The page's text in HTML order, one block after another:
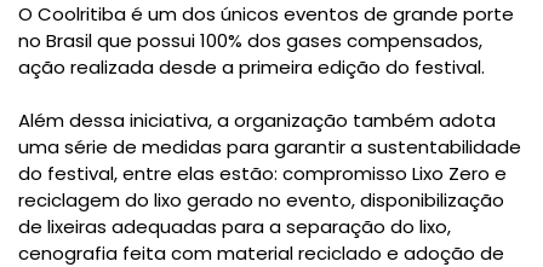
O Coolritiba é um dos únicos eventos de grande porte
no Brasil que possui 100% dos gases compensados,
ação realizada desde a primeira edição do festival.
Além dessa iniciativa, a organização também adota
uma série de medidas para garantir a sustentabilidade
do festival, entre elas estão: compromisso Lixo Zero e
reciclagem do lixo gerado no evento, disponibilização
de lixeiras adequadas para a separação do lixo,
cenografia feita com material reciclado e adoção de